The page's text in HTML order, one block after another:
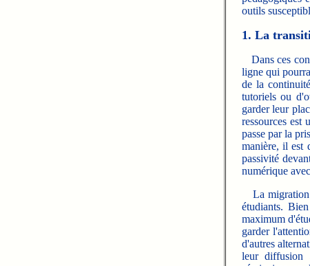
outils
1. La
Dans ces
ligne qui
de la
tutoriels ou
garder leur
ressources est
passe par la
manière, il est
passivité
numérique
La migration
étudiants.
maximum
garder
d'autres
leur diffusion